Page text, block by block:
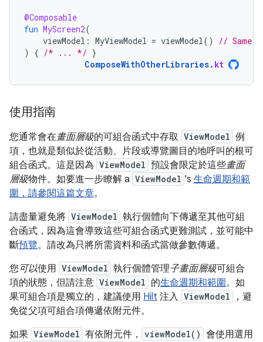
@Composable
fun MyScreen2(
viewModel : MyViewModel = viewModel()
// Same
)
{ /* ... */ }
ComposeWithOtherLibraries. kt
使用指南
您通常會在畫面層級的可組合函式中存取 ViewModel 例
項，也就是類似於從活動、片段或導覽圖目的地呼叫的根可
組合函式。這是因為 ViewModel 預設會限定於這些畫面
層級物件。如要進一步瞭解 a ViewModel 's 生命週期和範
圍，請參閱這篇文章。
請盡量避免將 ViewModel 執行個體向下傳遞至其他可組
合函式，因為這會導致這些可組合函式更難測試，並可能中
斷預覽。請改為只將所需資料和函式當做參數傳遞。
您可以使用 ViewModel 執行個體管理子畫面層級可組合
項的狀態，但請注意 ViewModel 的生命週期和範圍。如
果可組合項是獨立的，建議使用 Hilt 注入 ViewModel
，避
免從父項可組合項傳遞依附元件。
如果 ViewModel 有依附元件， viewModel() 會使用選用